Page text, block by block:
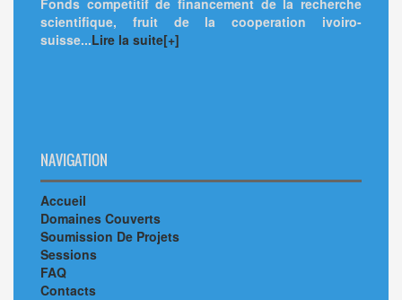
scientifique, fruit de la cooperation ivoiro-
suisse...Lire la suite[+]
NAVIGATION
Accueil
Domaines Couverts
Soumission De Projets
Sessions
FAQ
Contacts